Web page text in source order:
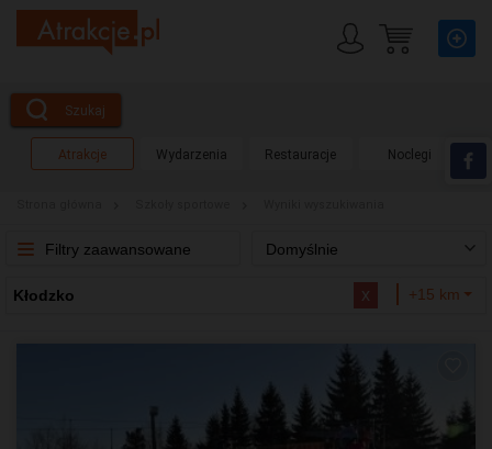
Szukaj
Atrakcje Wydarzenia Restauracje Noclegi
Filtry zaawansowane Domyślnie
Kłodzko x +15 km